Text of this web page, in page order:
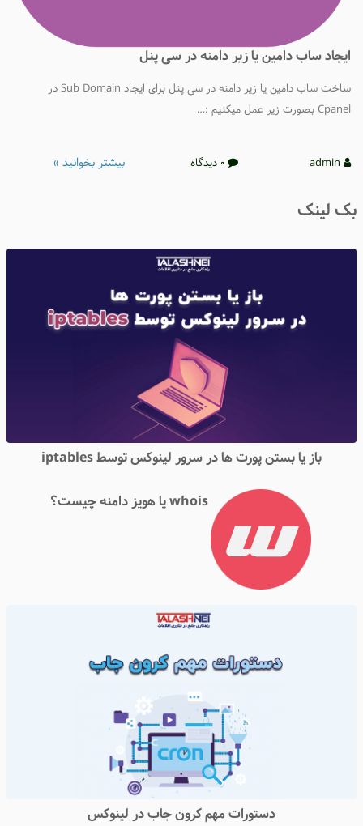
ایجاد ساب دامین یا زیر دامنه در سی پنل
ساخت ساب دامین یا زیر دامنه در سی پنل برای ایجاد Sub Domain در
Cpanel بصورت زیر عمل میکنیم :…
0 دیدگاه بیشتر بخوانید »
لینک
باز یا بستن پورت ها در سرور لینوکس توسط iptables
whois یا هویز دامنه چیست؟
دستورات مهم کرون جاب در لینوکس